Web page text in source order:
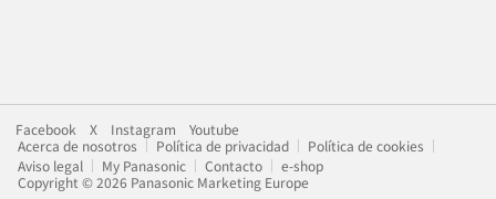
Facebook X Instagram
Youtube
Acerca de nosotros
Política de privacidad
Política de cookies
Aviso legal
My Panasonic Contacto
e-shop
Copyright © 2026 Panasonic Marketing Europe